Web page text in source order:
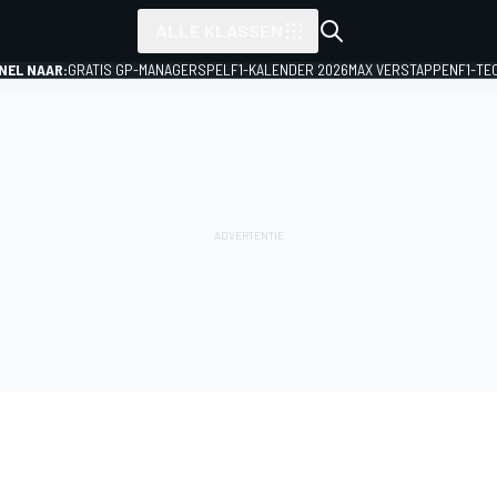
NAAR:GRATIS GP-MANAGERSPEL F1-KALENDER 2026MAX VERSTAPPENF1-